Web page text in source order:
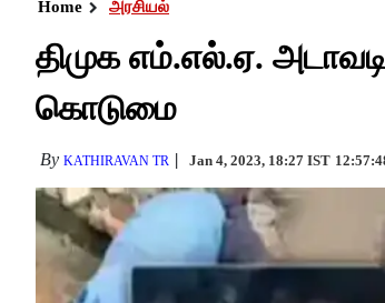
Home அரசியல்
திமுக எம்.எல்.ஏ.
கொடுமை
By KATHIRAVAN TR Jan 4, 2023, 18:27 IST